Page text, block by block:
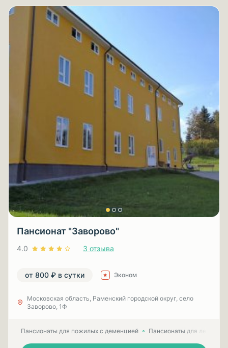
Пансионат "Заворово"
4.0 3 отзыва
от 800 ₽ в сутки Эконом
Московская область, Раменский городской округ, село
Заворово, 1Ф
Пансионаты для пожилых с деменцией Пансионаты для